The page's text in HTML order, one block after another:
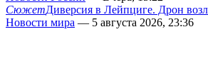
СюжетДиверсия в Лейпциге. Дрон
Новости мира — 5 августа 2026, 23:36